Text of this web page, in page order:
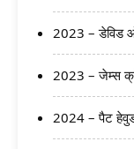
2023 – डेविड
2023 – जेम्स
2024 – पैट